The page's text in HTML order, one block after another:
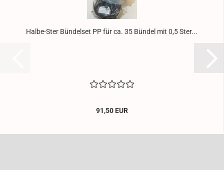
Halbe-​​Ster Bün­del­set PP für ca. 35 Bün­del mit 0,5 Ster...
91,50 EUR